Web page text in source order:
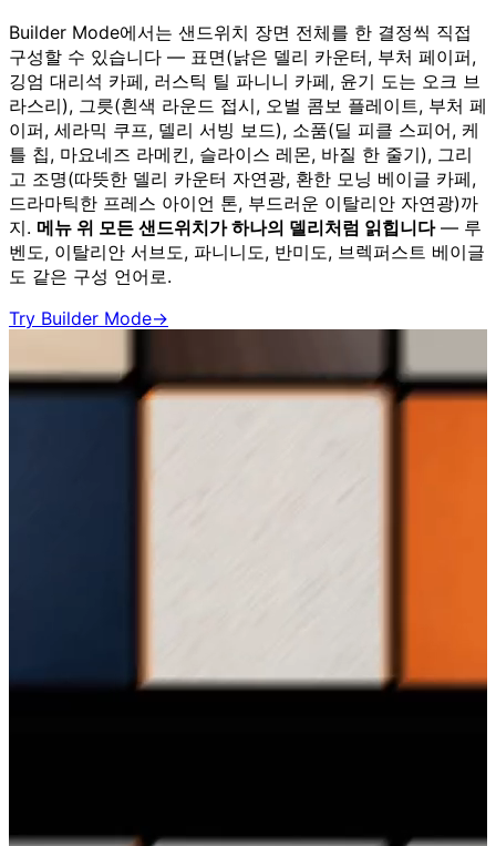
Builder Mode에서는 샌드위치 장면 전체를 한 결정씩 직접
구성할 수 있습니다 — 표면(낡은 델리 카운터, 부처 페이퍼,
깅엄 대리석 카페, 러스틱 틸 파니니 카페, 윤기 도는 오크 브
라스리), 그릇(흰색 라운드 접시, 오벌 콤보 플레이트, 부처 페
이퍼, 세라믹 쿠프, 델리 서빙 보드), 소품(딜 피클 스피어, 케
틀 칩, 마요네즈 라메킨, 슬라이스 레몬, 바질 한 줄기), 그리
고 조명(따뜻한 델리 카운터 자연광, 환한 모닝 베이글 카페,
드라마틱한 프레스 아이언 톤, 부드러운 이탈리안 자연광)까
지. 메뉴 위 모든 샌드위치가 하나의 델리처럼 읽힙니다— 루
벤도, 이탈리안 서브도, 파니니도, 반미도, 브렉퍼스트 베이글
도 같은 구성 언어로.
Try Builder Mode→